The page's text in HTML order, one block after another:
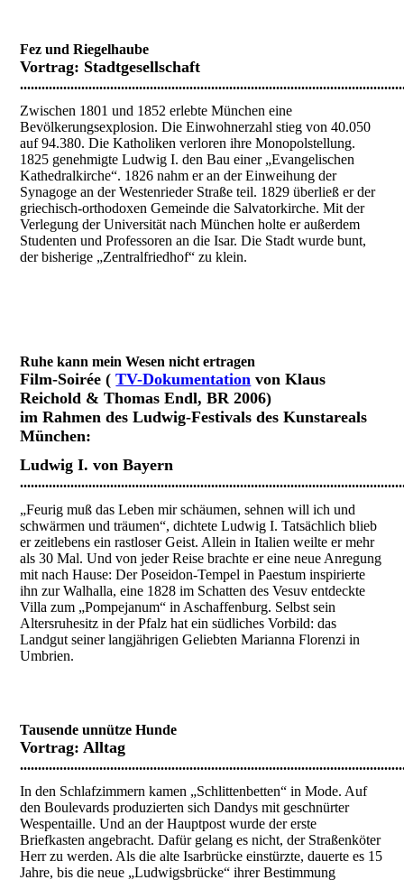
Fez und Riegelhaube
Vortrag: Stadtgesellschaft
Zwischen 1801 und 1852 erlebte München eine
Bevölkerungsexplosion. Die Einwohnerzahl stieg von 40.050
auf 94.380. Die Katholiken verloren ihre Monopolstellung.
1825 genehmigte Ludwig I. den Bau einer „Evangelischen
Kathedralkirche“. 1826 nahm er an der Einweihung der
Synagoge an der Westenrieder Straße teil. 1829 überließ er der
griechisch-orthodoxen Gemeinde die Salvatorkirche. Mit der
Verlegung der Universität nach München holte er außerdem
Studenten und Professoren an die Isar. Die Stadt wurde bunt,
der bisherige „Zentralfriedhof“ zu klein.
Ruhe kann mein Wesen nicht ertragen
Film-Soirée(TV-Dokumentation von Klaus
Reichold & Thomas Endl, BR 2006)
im Rahmen des Ludwig-Festivals des Kunstareals
München:
Ludwig I. von Bayern
„Feurig muß das Leben mir schäumen, sehnen will ich und
schwärmen und träumen“, dichtete Ludwig I. Tatsächlich blieb
er zeitlebens ein rastloser Geist. Allein in Italien weilte er mehr
als 30 Mal. Und von jeder Reise brachte er eine neue Anregung
mit nach Hause: Der Poseidon-Tempel in Paestum inspirierte
ihn zur Walhalla, eine 1828 im Schatten des Vesuv entdeckte
Villa zum „Pompejanum“ in Aschaffenburg. Selbst sein
Altersruhesitz in der Pfalz hat ein südliches Vorbild: das
Landgut seiner langjährigen Geliebten Marianna Florenzi in
Umbrien.
Tausende unnütze Hunde
Vortrag: Alltag
In den Schlafzimmern kamen „Schlittenbetten“ in Mode. Auf
den Boulevards produzierten sich Dandys mit geschnürter
Wespentaille. Und an der Hauptpost wurde der erste
Briefkasten angebracht. Dafür gelang es nicht, der Straßenköter
Herr zu werden. Als die alte Isarbrücke einstürzte, dauerte es 15
Jahre, bis die neue „Ludwigsbrücke“ ihrer Bestimmung